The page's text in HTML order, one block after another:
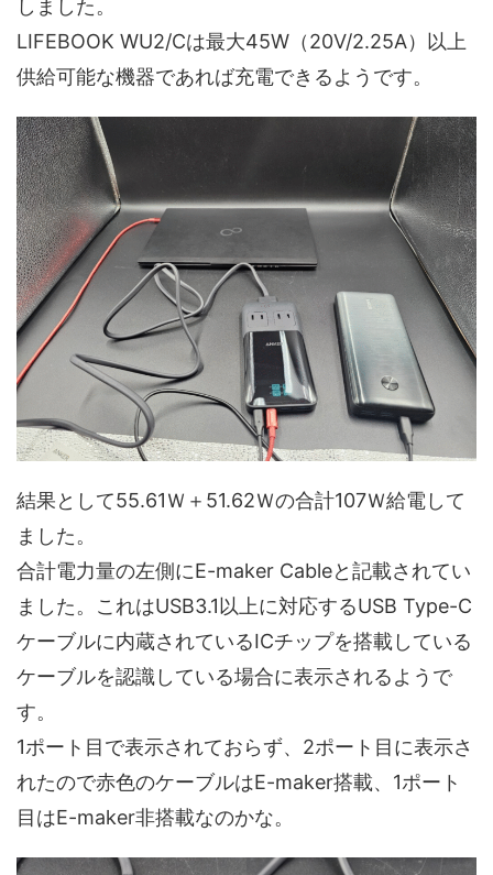
しました。
LIFEBOOK WU2/Cは最大45W（20V/2.25A）以上
供給可能な機器であれば充電できるようです。
結果として55.61Ｗ＋51.62Ｗの合計107Ｗ給電して
ました。
合計電力量の左側にE-maker Cableと記載されてい
ました。これはUSB3.1以上に対応するUSB Type-C
ケーブルに内蔵されているICチップを搭載している
ケーブルを認識している場合に表示されるようで
す。
1ポート目で表示されておらず、2ポート目に表示さ
れたので赤色のケーブルはE-maker搭載、1ポート
目はE-maker非搭載なのかな。